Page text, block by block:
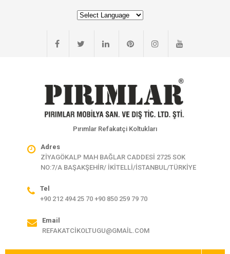
Pırımlar Refakatçi Koltukları
Adres
ZİYAGÖKALP MAH BAĞLAR CADDESİ 2725 SOK
NO:7/A BAŞAKŞEHİR/ İKİTELLİ/İSTANBUL/TÜRKİYE
Tel
+90 212 494 25 70 +90 850 259 79 70
Email
REFAKATCIKOLTUGU@GMAIL.COM